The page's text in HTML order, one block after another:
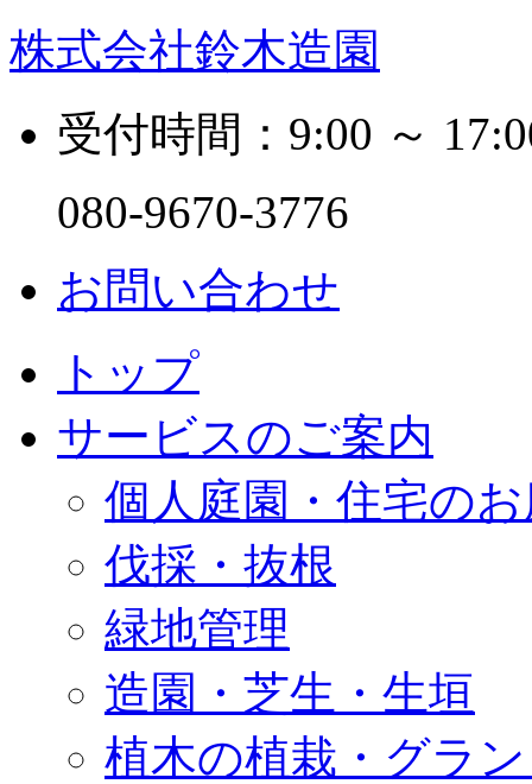
株式会社鈴木造園
受付時間：9:00 ～
080-9670-3776
お問い合わせ
トップ
サービスのご案内
個人庭園・住宅の
伐採・抜根
緑地管理
造園・芝生・生垣
植木の植栽・グラ